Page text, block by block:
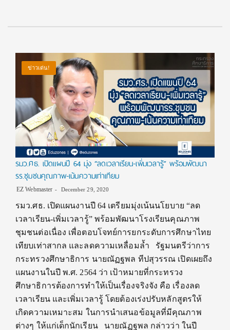
ข่าวเด่น!
รมว.ศธ. เปิดแผนปี 64 มุ่ง “ลดเวลาเรียน-เพิ่มเวลารู้” พร้อมพัฒนา
รร.ชุมชนคุณภาพ-เน้นความเท่าเทียม
EZ Webmaster December 29, 2020
รมว.ศธ. เปิดแผนงานปี 64 เตรียมมุ่งเน้นนโยบาย “ลด
เวลาเรียน-เพิ่มเวลารู้” พร้อมพัฒนาโรงเรียนคุณภาพ
ชุมชนต่อเนื่อง เพื่อตอบโจทย์การยกระดับการศึกษาไทย
เทียบเท่าสากล และลดความเหลื่อมล้ำ รัฐมนตรีว่าการ
กระทรวงศึกษาธิการ นายณัฏฐพล ทีปสุวรรณ เปิดเผยถึง
แผนงานในปี พ.ศ. 2564 ว่า เป้าหมายที่กระทรวง
ศึกษาธิการต้องการทำให้เป็นเรื่องจริงจัง คือ เรื่องลด
เวลาเรียน และเพิ่มเวลารู้ โดยต้องเร่งปรับหลักสูตรให้
เกิดความเหมาะสม ในการนำเสนอข้อมูลที่มีคุณภาพ
ต่างๆ ให้แก่เด็กนักเรียน นายณัฏฐพล กล่าวว่า ในปี